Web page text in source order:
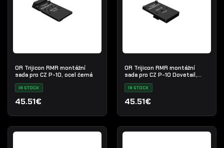
OR Trijicon RMR montážní
sada pro CZ P-10, ocel černá
IN STOCK
45.51€
OR Trijicon RMR montážní
sada pro CZ P-10 Dovetail,
ocel černá
IN STOCK
45.51€